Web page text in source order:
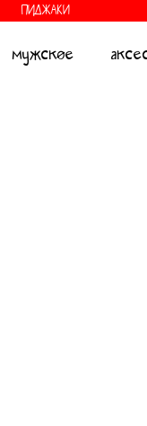
мужское
ПИДЖАКИ